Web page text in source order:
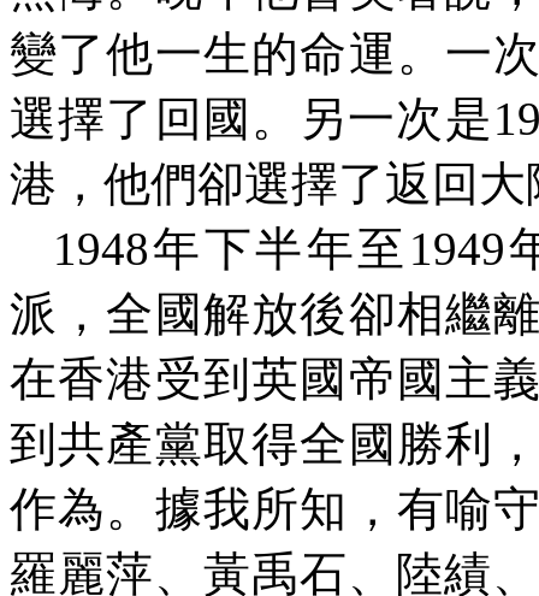
變了他一生的命運。一
選擇了回國。另一次是
港，他們卻選擇了返回大
1948年下半年至 1949
派，全國解放後卻相繼
在香港受到英國帝國主
到共產黨取得全國勝利
作為。據我所知，有喻
羅麗萍、黃禹石、陸績